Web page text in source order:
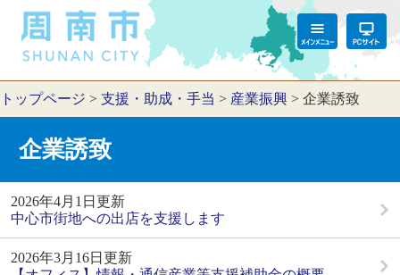
トップページ > 支援・助成・手当 > 産業振興 > 企業誘致
企業誘致
2026年4月1日更新
中心市街地への出店を支援します
2026年3月16日更新